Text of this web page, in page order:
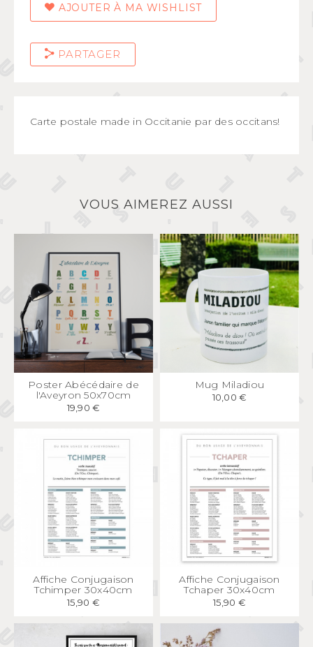
AJOUTER À MA WISHLIST
PARTAGER
Carte postale made in Occitanie par des occitans!
VOUS AIMEREZ AUSSI
APERÇU RAPIDE
Poster Abécédaire de
l'Aveyron 50x70cm
19,90 €
APERÇUMug Miladiou
10,00 €
APERÇU RAPIDE
Affiche Conjugaison
Tchimper 30x40cm
15,90 €
APERÇU RAPIDE
Affiche Conjugaison
Tchaper 30x40cm
15,90 €